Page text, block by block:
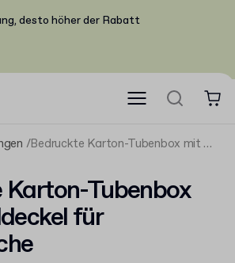
desto höher der Rabatt
Bedruckte Karton-Tubenbox mit Metalldeckel für Unterwäsche
Tubenbox
für